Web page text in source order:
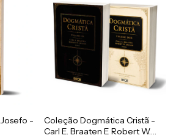
-
Coleção Dogmática Cristã -
Carl E. Braaten E Robert W.